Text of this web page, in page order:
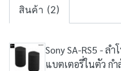
สินค้า (2)
Sony SA-RS5 - ล
แบตเตอรี่ในตัว ก